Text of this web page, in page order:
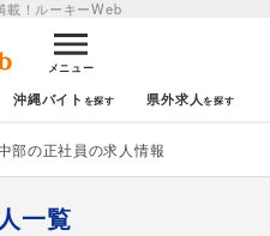
！ ルーキーWeb
メニュー
沖縄バイト 県外求人
部の正社員の求人情報
一覧